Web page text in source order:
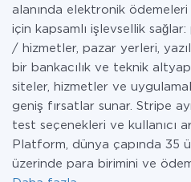
alanında elektronik
için kapsamlı işlevsellik
/ hizmetler, pazar yerleri,
bir bankacılık ve teknik
siteler, hizmetler ve
geniş fırsatlar sunar. Stripe
test seçenekleri ve kullanıcı
Platform, dünya çapında 35
üzerinde para birimini ve